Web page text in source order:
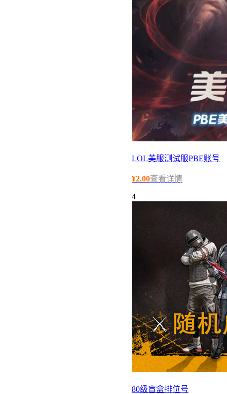
LOL美服测试服PBE账号
¥2.00查看详情
4
80级盲盒排位号